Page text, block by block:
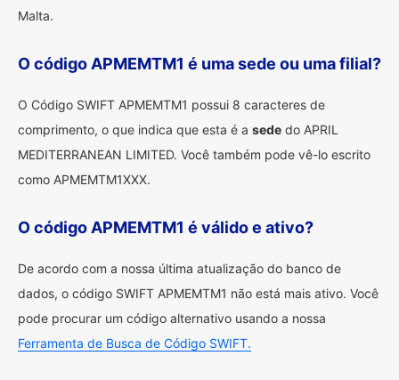
Malta.
O código APMEMTM1 é uma sede ou uma filial?
O Código SWIFT APMEMTM1 possui 8 caracteres de
comprimento, o que indica que esta é a sede do APRIL
MEDITERRANEAN LIMITED. Você também pode vê-lo escrito
como APMEMTM1XXX.
O código APMEMTM1 é válido e ativo?
De acordo com a nossa última atualização do banco de
dados, o código SWIFT APMEMTM1 não está mais ativo. Você
pode procurar um código alternativo usando a nossa
Ferramenta de Busca de Código SWIFT.